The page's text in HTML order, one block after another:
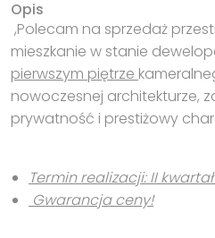
Opis
,Polecam na sprzedaż
mieszkanie w stanie
pierwszym piętrze
nowoczesnej architekturze,
prywatność i prestiżowy
Termin realizacji: II
Gwarancja ceny!